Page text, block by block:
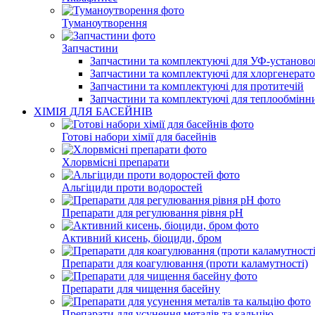
Туманоутворення
Запчастини
Запчастини та комплектуючі для УФ-
Запчастини та комплектуючі для
Запчастини та комплектуючі для протитечій
Запчастини та комплектуючі для
ХІМІЯ ДЛЯ БАСЕЙНІВ
Готові набори хімії для басейнів
Хлорвмісні препарати
Альгіциди проти водоростей
Препарати для регулювання рівня pH
Активний кисень, біоциди, бром
Препарати для коагулювання (проти каламутності)
Препарати для чищення басейну